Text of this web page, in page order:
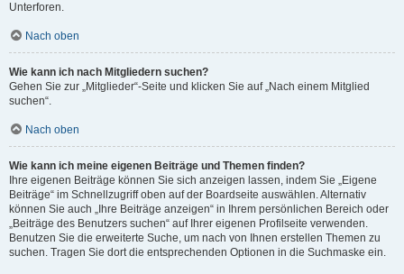
Unterforen.
Nach oben
Wie kann ich nach Mitgliedern suchen?
Gehen Sie zur „Mitglieder“-Seite und klicken Sie auf „Nach einem Mitglied
suchen“.
Nach oben
Wie kann ich meine eigenen Beiträge und Themen finden?
Ihre eigenen Beiträge können Sie sich anzeigen lassen, indem Sie „Eigene
Beiträge“ im Schnellzugriff oben auf der Boardseite auswählen. Alternativ
können Sie auch „Ihre Beiträge anzeigen“ in Ihrem persönlichen Bereich oder
„Beiträge des Benutzers suchen“ auf Ihrer eigenen Profilseite verwenden.
Benutzen Sie die erweiterte Suche, um nach von Ihnen erstellen Themen zu
suchen. Tragen Sie dort die entsprechenden Optionen in die Suchmaske ein.